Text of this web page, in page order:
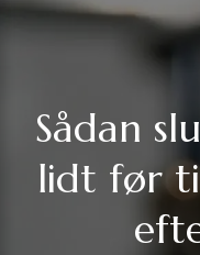
Sådan
lidt før